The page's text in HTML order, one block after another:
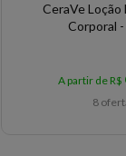
CeraVe
Corporal
A partir de R$
8